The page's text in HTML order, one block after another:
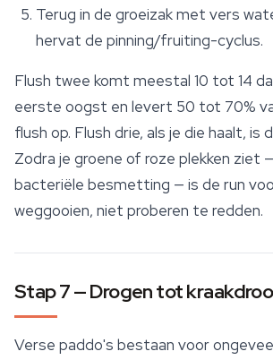
Terug in de groeizak met vers
hervat de pinning/fruiting-cyclus.
Flush twee komt meestal 10 tot 14
eerste oogst en levert 50 tot 70%
flush op. Flush drie, als je die haalt, is
Zodra je groene of roze plekken ziet
bacteriële besmetting — is de run
weggooien, niet proberen te redden.
Stap 7 — Drogen tot
Verse paddo's bestaan voor